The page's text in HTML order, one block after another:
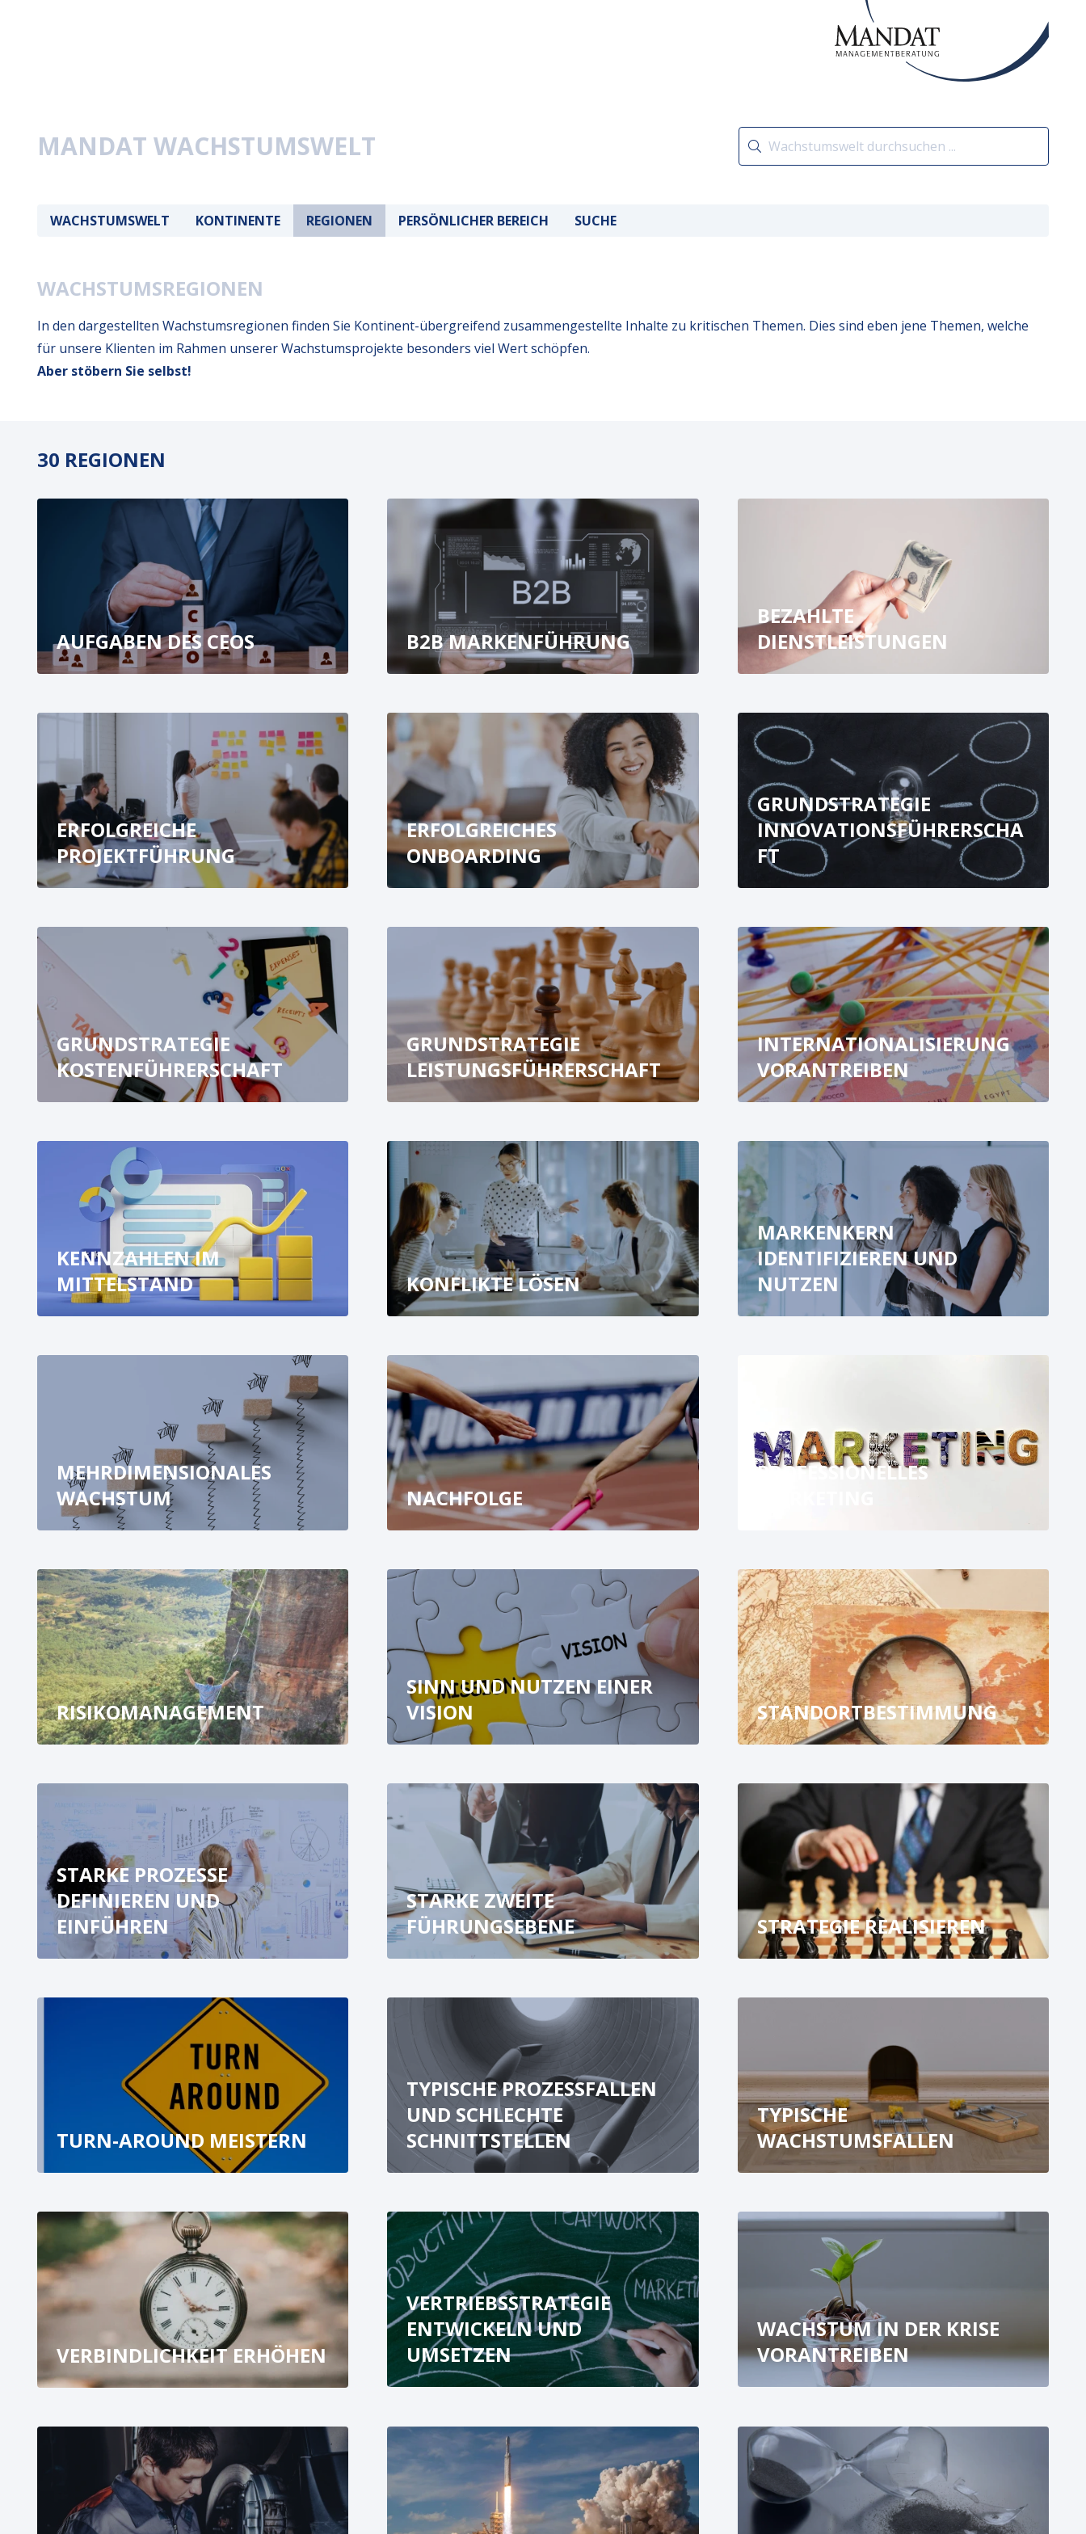
MANDAT WACHSTUMSWELT
WACHSTUMSWELT KONTINENTE REGIONEN PERSÖNLICHER BEREICH SUCHE
WACHSTUMSREGIONEN
In den dargestellten Wachstumsregionen finden Sie Kontinent-übergreifend zusammengestellte Inhalte zu kritischen Themen. Dies sind eben jene Themen, welche
für unsere Klienten im Rahmen unserer Wachstumsprojekte besonders viel Wert schöpfen.
Aber stöbern Sie selbst!
30 REGIONEN
AUFGABEN DES CEOS B2B MARKENFÜHRUNG
BEZAHLTE
DIENSTLEISTUNGEN
ERFOLGREICHE
PROJEKTFÜHRUNG
ERFOLGREICHES
ONBOARDING
GRUNDSTRATEGIE
INNOVATIONSFÜHRERSCHA
FT
GRUNDSTRATEGIE
KOSTENFÜHRERSCHAFT
GRUNDSTRATEGIE
LEISTUNGSFÜHRERSCHAFT
INTERNATIONALISIERUNG
VORANTREIBEN
KENNZAHLEN IM
MITTELSTAND
KONFLIKTE LÖSEN
MARKENKERN
IDENTIFIZIEREN UND
NUTZEN
MEHRDIMENSIONALES
WACHSTUM
NACHFOLGE
PROFESSIONELLES
RISIKOMANAGEMENT
SINN UND NUTZEN EINER
VISION
STANDORTBESTIMMUNG
STARKE PROZESSE
DEFINIEREN UND
EINFÜHREN
STARKE ZWEITE
FÜHRUNGSEBENE
STRATEGIE REALISIEREN
TURN-AROUND MEISTERN
TYPISCHE PROZESSFALLEN
UND SCHLECHTE
SCHNITTSTELLEN
TYPISCHE
WACHSTUMSFALLEN
VERBINDLICHKEIT ERHÖHEN
VERTRIEBSSTRATEGIE
ENTWICKELN UND
UMSETZEN
WACHSTUM IN DER KRISE
VORANTREIBEN